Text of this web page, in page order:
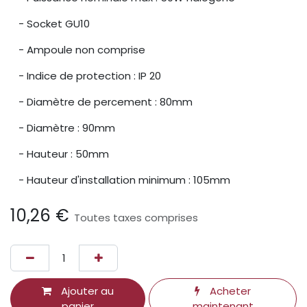
- Socket GU10
- Ampoule non comprise
- Indice de protection : IP 20
- Diamètre de percement : 80mm
- Diamètre : 90mm
- Hauteur : 50mm
- Hauteur d'installation minimum : 105mm
10,26 € Toutes taxes comprises
Ajouter au
Acheter